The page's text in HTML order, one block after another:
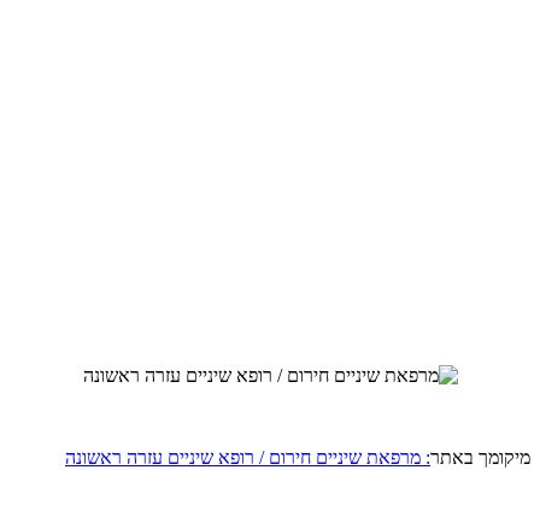
מיקומך באתר: מרפאת שיניים חירום / רופא שיניים עזרה ראשונה